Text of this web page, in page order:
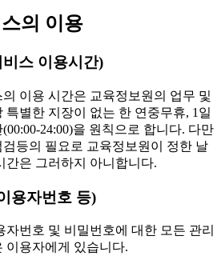
의 이용
스 이용시간)
이용 시간은 교육정보원의 업무 및
특별한 지장이 없는 한 연중무휴, 1일
(00:00-24:00)을 원칙으로 합니다. 다만
검등의 필요로 교육정보원이 정한 날
간은 그러하지 아니합니다.
용자번호 등)
번호 및 비밀번호에 대한 모든 관리
이용자에게 있습니다.